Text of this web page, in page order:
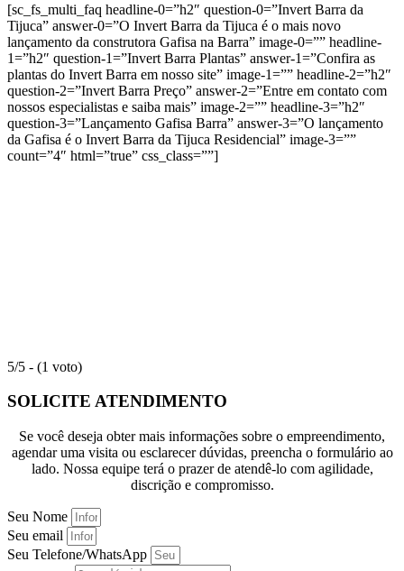
[sc_fs_multi_faq headline-0=”h2″ question-0=”Invert Barra da
Tijuca” answer-0=”O Invert Barra da Tijuca é o mais novo
lançamento da construtora Gafisa na Barra” image-0=”” headline-
1=”h2″ question-1=”Invert Barra Plantas” answer-1=”Confira as
plantas do Invert Barra em nosso site” image-1=”” headline-2=”h2″
question-2=”Invert Barra Preço” answer-2=”Entre em contato com
nossos especialistas e saiba mais” image-2=”” headline-3=”h2″
question-3=”Lançamento Gafisa Barra” answer-3=”O lançamento
da Gafisa é o Invert Barra da Tijuca Residencial” image-3=””
count=”4″ html=”true” css_class=””]
5/5 - (1 voto)
SOLICITE ATENDIMENTO
Se você deseja obter mais informações sobre o empreendimento,
agendar uma visita ou esclarecer dúvidas, preencha o formulário ao
lado. Nossa equipe terá o prazer de atendê-lo com agilidade,
discrição e compromisso.
Seu Nome
Seu email
Seu Telefone/WhatsApp